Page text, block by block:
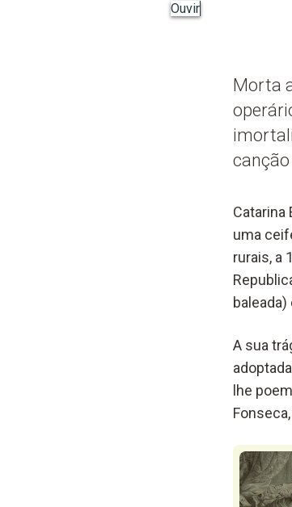
Ouvir
Morta
Catarina
uma
rurais, a
A sua
lhe